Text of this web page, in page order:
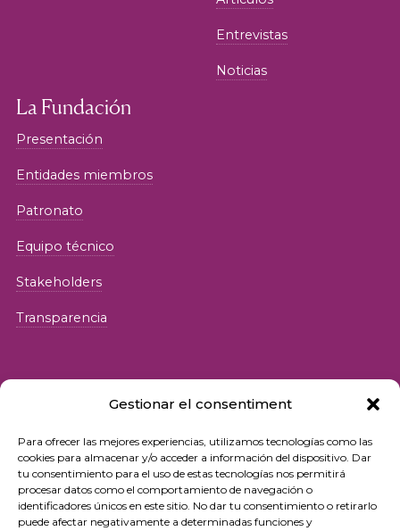
Gestionar el consentiment
Para ofrecer las mejores experiencias, utilizamos tecnologías como las
cookies para almacenar y/o acceder a información del dispositivo. Dar
tu consentimiento para el uso de estas tecnologías nos permitirá
procesar datos como el comportamiento de navegación o
identificadores únicos en este sitio. No dar tu consentimiento o retirarlo
puede afectar negativamente a determinadas funciones y
Entrevistas
Noticias
La Fundación
Presentación
Entidades miembros
Patronato
Equipo técnico
Stakeholders
Transparencia
© 2026 Fundació iSocial
Política de privacidad